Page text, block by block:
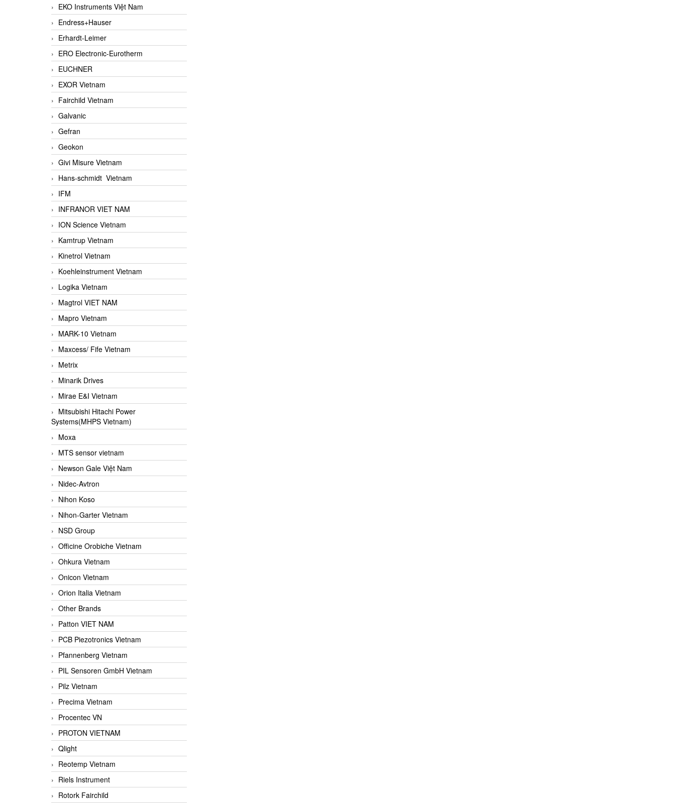
EKO Instruments Việt Nam
Endress+Hauser
Erhardt-Leimer
ERO Electronic-Eurotherm
EUCHNER
EXOR Vietnam
Fairchild Vietnam
Galvanic
Gefran
Geokon
Givi Misure Vietnam
Hans-schmidt Vietnam
IFM
INFRANOR VIET NAM
ION Science Vietnam
Kamtrup Vietnam
Kinetrol Vietnam
Koehleinstrument Vietnam
Logika Vietnam
Magtrol VIET NAM
Mapro Vietnam
MARK-10 Vietnam
Maxcess/ Fife Vietnam
Metrix
Minarik Drives
Mirae E&I Vietnam
Mitsubishi Hitachi Power
Systems(MHPS Vietnam)
Moxa
MTS sensor vietnam
Newson Gale Việt Nam
Nidec-Avtron
Nihon Koso
Nihon-Garter Vietnam
NSD Group
Officine Orobiche Vietnam
Ohkura Vietnam
Onicon Vietnam
Orion Italia Vietnam
Other Brands
Patton VIET NAM
PCB Piezotronics Vietnam
Pfannenberg Vietnam
PIL Sensoren GmbH Vietnam
Pilz Vietnam
Precima Vietnam
Procentec VN
PROTON VIETNAM
Qlight
Reotemp Vietnam
Riels Instrument
Rotork Fairchild